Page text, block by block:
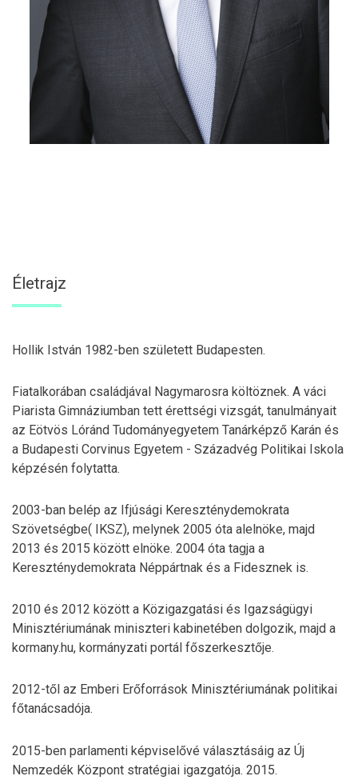
Életrajz
Hollik István 1982-ben született Budapesten.
Fiatalkorában családjával Nagymarosra költöznek. A váci
Piarista Gimnáziumban tett érettségi vizsgát, tanulmányait
az Eötvös Lóránd Tudományegyetem Tanárképző Karán és
a Budapesti Corvinus Egyetem - Századvég Politikai Iskola
képzésén folytatta.
2003-ban belép az Ifjúsági Kereszténydemokrata
Szövetségbe( IKSZ), melynek 2005 óta alelnöke, majd
2013 és 2015 között elnöke. 2004 óta tagja a
Kereszténydemokrata Néppártnak és a Fidesznek is.
2010 és 2012 között a Közigazgatási és Igazságügyi
Minisztériumának miniszteri kabinetében dolgozik, majd a
kormany.hu, kormányzati portál főszerkesztője.
2012-től az Emberi Erőforrások Minisztériumának politikai
főtanácsadója.
2015-ben parlamenti képviselővé választásáig az Új
Nemzedék Központ stratégiai igazgatója. 2015.